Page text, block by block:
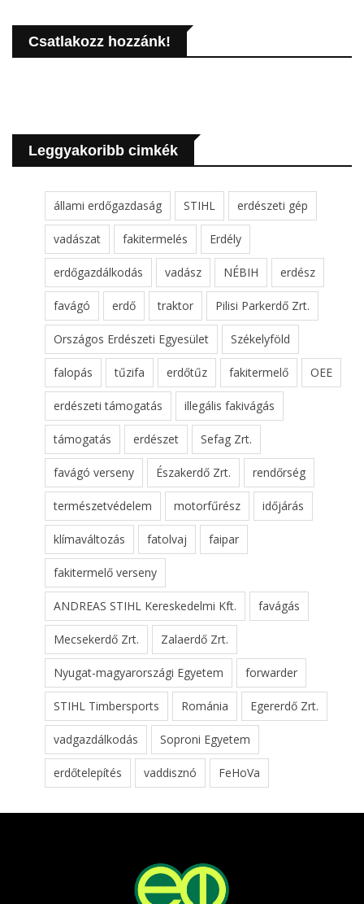
Csatlakozz hozzánk!
Leggyakoribb cimkék
állami erdőgazdaság STIHL erdészeti gép
vadászat fakitermelés Erdély
erdőgazdálkodás vadász NÉBIH erdész
favágó erdő traktor Pilisi Parkerdő Zrt.
Országos Erdészeti Egyesület Székelyföld
falopás tűzifa erdőtűz fakitermelő OEE
erdészeti támogatás illegális fakivágás
támogatás erdészet Sefag Zrt.
favágó verseny Északerdő Zrt. rendőrség
természetvédelem motorfűrész időjárás
klímaváltozás fatolvaj faipar
fakitermelő verseny
ANDREAS STIHL Kereskedelmi Kft. favágás
Mecsekerdő Zrt. Zalaerdő Zrt.
Nyugat-magyarországi Egyetem forwarder
STIHL Timbersports Románia Egererdő Zrt.
vadgazdálkodás Soproni Egyetem
erdőtelepítés vaddisznó FeHoVa